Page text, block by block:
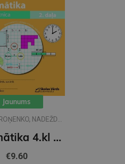
Jaunums
NADEŽDA
Matemātika 4.kl 2 DB ( skolas vārds)
€9.60